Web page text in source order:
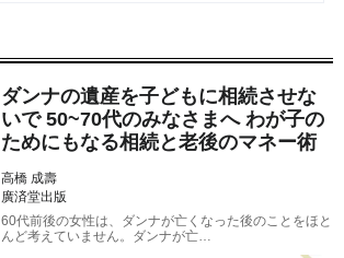
税対策より「妻の幸せ」を最優先に考えるべ
ダンナの遺産を子どもに相続させな
いで 50~70代のみなさまへ わが子の
ためにもなる相続と老後のマネー術
高橋 成壽
廣済堂出版
60代前後の女性は、ダンナが亡くなった後のことをほと
んど考えていません。ダンナが亡…